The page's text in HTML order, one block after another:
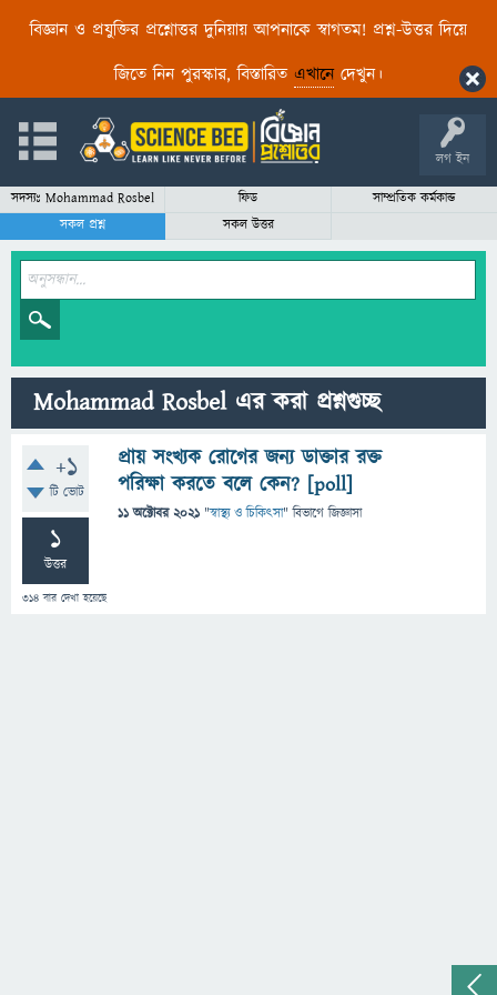
বিজ্ঞান ও প্রযুক্তির প্রশ্নোত্তর দুনিয়ায় আপনাকে স্বাগতম! প্রশ্ন-উত্তর দিয়ে
জিতে নিন পুরস্কার, বিস্তারিত এখানেদেখুন।
লগ ইন
সদস্যঃ Mohammad Rosbel ফিড
সাম্প্রতিক কর্মকান্ড
সকল প্রশ্ন
সকল উত্তর
Mohammad Rosbel এর করা প্রশ্নগুচ্ছ
+1
টি ভোট
1
উত্তর
314 বার দেখা হয়েছে
প্রায় সংখ্যক রোগের জন্য ডাক্তার রক্ত
পরিক্ষা করতে বলে কেন? [poll]
11 অক্টোবর 2021 "স্বাস্থ্য ও চিকিৎসা" বিভাগে জিজ্ঞাসা